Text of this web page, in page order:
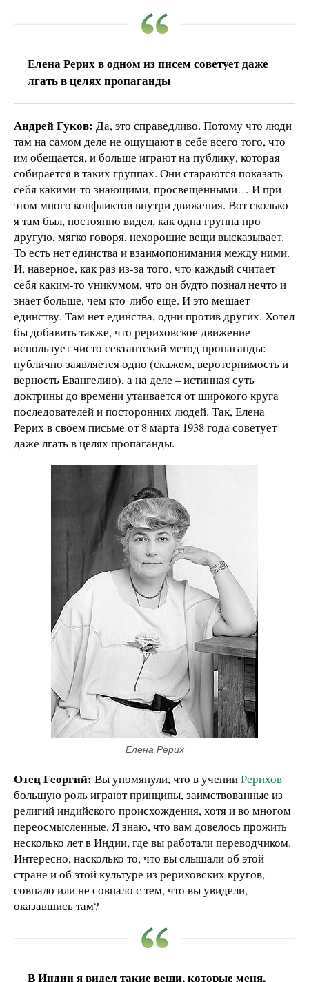
Елена Рерих в одном из писем советует даже
лгать в целях пропаганды
Андрей Гуков: Да, это справедливо. Потому что люди
там на самом деле не ощущают в себе всего того, что
им обещается, и больше играют на публику, которая
собирается в таких группах. Они стараются показать
себя какими-то знающими, просвещенными… И при
этом много конфликтов внутри движения. Вот сколько
я там был, постоянно видел, как одна группа про
другую, мягко говоря, нехорошие вещи высказывает.
То есть нет единства и взаимопонимания между ними.
И, наверное, как раз из-за того, что каждый считает
себя каким-то уникумом, что он будто познал нечто и
знает больше, чем кто-либо еще. И это мешает
единству. Там нет единства, одни против других. Хотел
бы добавить также, что рериховское движение
использует чисто сектантский метод пропаганды:
публично заявляется одно (скажем, веротерпимость и
верность Евангелию), а на деле – истинная суть
доктрины до времени утаивается от широкого круга
последователей и посторонних людей. Так, Елена
Рерих в своем письме от 8 марта 1938 года советует
даже лгать в целях пропаганды.
Елена Рерих
Отец Георгий: Вы упомянули, что в ученииРерихов
большую роль играют принципы, заимствованные из
религий индийского происхождения, хотя и во многом
переосмысленные. Я знаю, что вам довелось прожить
несколько лет в Индии, где вы работали переводчиком.
Интересно, насколько то, что вы слышали об этой
стране и об этой культуре из рериховских кругов,
совпало или не совпало с тем, что вы увидели,
оказавшись там?
В Индии я видел такие вещи, которые меня,